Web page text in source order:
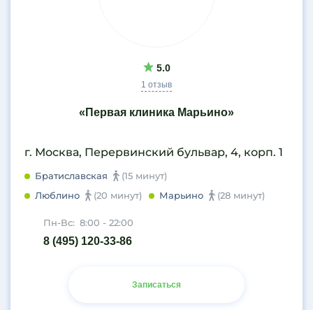
5.0
1 отзыв
«Первая клиника Марьино»
г. Москва, Перервинский бульвар, 4, корп. 1
Братиславская
(15 минут)
Люблино
(20 минут) Марьино (28 минут)
Пн-Вс: 8:00 - 22:00
8 (495) 120-33-86
Записаться